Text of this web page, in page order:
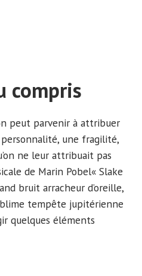
compris
peut parvenir à attribuer
une fragilité,
ne leur attribuait pas
de Marin Pobel« Slake
bruit arracheur d’oreille,
tempête jupitérienne
quelques éléments